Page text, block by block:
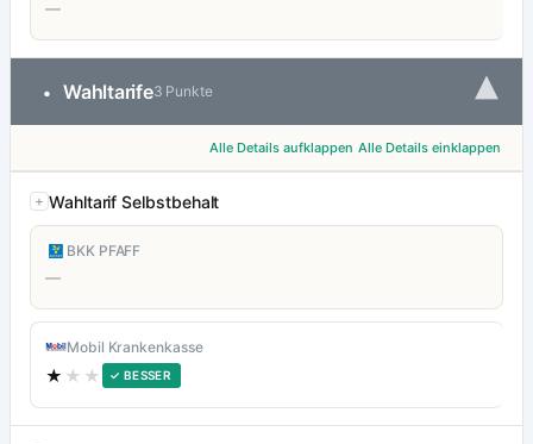
—
• Wahltarife3 Punkte ▾
Alle Details aufklappen Alle Details einklappen
Wahltarif Selbstbehalt
BKK PFAFF
—
Mobil Krankenkasse
★ ★★ ✓ BESSER